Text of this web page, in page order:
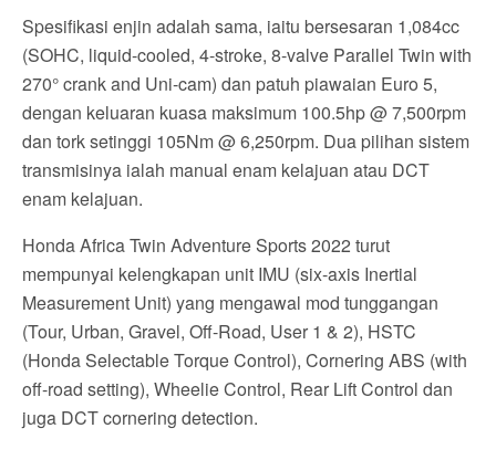
Spesifikasi enjin adalah sama, iaitu bersesaran 1,084cc
(SOHC, liquid-cooled, 4-stroke, 8-valve Parallel Twin with
270° crank and Uni-cam) dan patuh piawaian Euro 5,
dengan keluaran kuasa maksimum 100.5hp @ 7,500rpm
dan tork setinggi 105Nm @ 6,250rpm. Dua pilihan sistem
transmisinya ialah manual enam kelajuan atau DCT
enam kelajuan.
Honda Africa Twin Adventure Sports 2022 turut
mempunyai kelengkapan unit IMU (six-axis Inertial
Measurement Unit) yang mengawal mod tunggangan
(Tour, Urban, Gravel, Off-Road, User 1 & 2), HSTC
(Honda Selectable Torque Control), Cornering ABS (with
off-road setting), Wheelie Control, Rear Lift Control dan
juga DCT cornering detection.